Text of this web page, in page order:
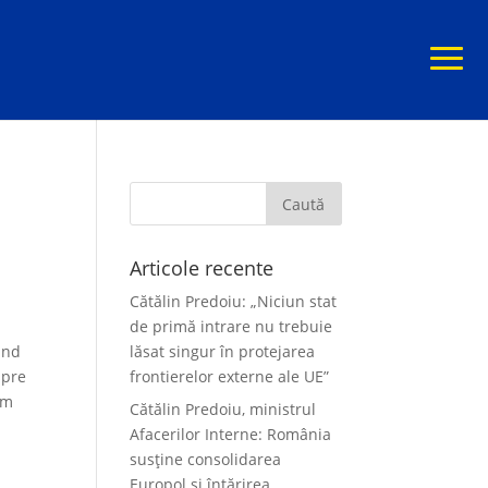
Articole recente
Cătălin Predoiu: „Niciun stat
de primă intrare nu trebuie
lăsat singur în protejarea
frontierelor externe ale UE”
Cătălin Predoiu, ministrul
Afacerilor Interne: România
susține consolidarea